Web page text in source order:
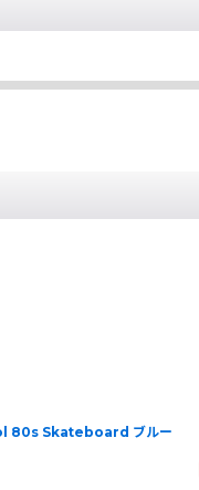
Skateboard ブルー